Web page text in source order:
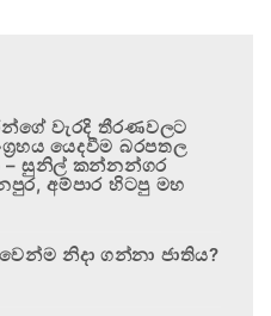
වැරදි තීරණවලට
යෙදවීම බරපතල
– සුනිල් කන්නන්ගර
අම්පාර හිටපු මහ
නිදා ගන්නා ජාතිය?